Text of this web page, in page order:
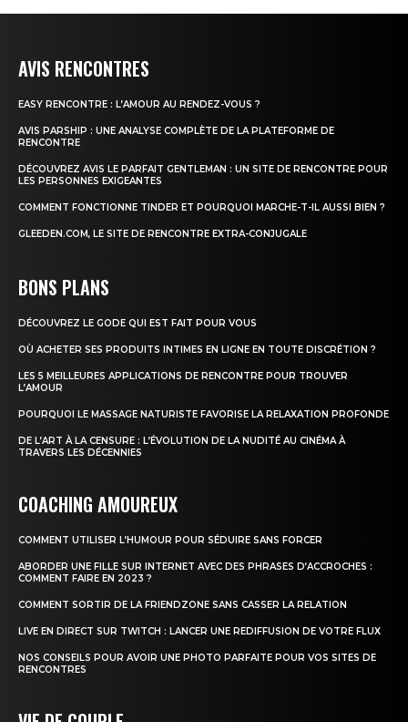
AVIS RENCONTRES
EASY RENCONTRE : L’AMOUR AU RENDEZ-VOUS ?
AVIS PARSHIP : UNE ANALYSE COMPLÈTE DE LA PLATEFORME DE
RENCONTRE
DÉCOUVREZ AVIS LE PARFAIT GENTLEMAN : UN SITE DE RENCONTRE POUR
LES PERSONNES EXIGEANTES
COMMENT FONCTIONNE TINDER ET POURQUOI MARCHE-T-IL AUSSI BIEN ?
GLEEDEN.COM, LE SITE DE RENCONTRE EXTRA-CONJUGALE
BONS PLANS
DÉCOUVREZ LE GODE QUI EST FAIT POUR VOUS
OÙ ACHETER SES PRODUITS INTIMES EN LIGNE EN TOUTE DISCRÉTION ?
LES 5 MEILLEURES APPLICATIONS DE RENCONTRE POUR TROUVER
L’AMOUR
POURQUOI LE MASSAGE NATURISTE FAVORISE LA RELAXATION PROFONDE
DE L’ART À LA CENSURE : L’ÉVOLUTION DE LA NUDITÉ AU CINÉMA À
TRAVERS LES DÉCENNIES
COACHING AMOUREUX
COMMENT UTILISER L’HUMOUR POUR SÉDUIRE SANS FORCER
ABORDER UNE FILLE SUR INTERNET AVEC DES PHRASES D’ACCROCHES :
COMMENT FAIRE EN 2023 ?
COMMENT SORTIR DE LA FRIENDZONE SANS CASSER LA RELATION
LIVE EN DIRECT SUR TWITCH : LANCER UNE REDIFFUSION DE VOTRE FLUX
NOS CONSEILS POUR AVOIR UNE PHOTO PARFAITE POUR VOS SITES DE
RENCONTRES